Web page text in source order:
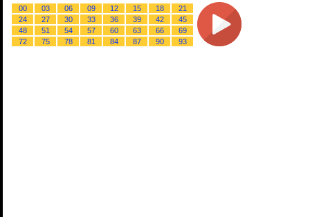
00 03 06 09 12 15 18
21
24
27 30 33 36 39 42
45
48
51 54 57 60 63 66
69
72
75 78 81 84 87 90 93